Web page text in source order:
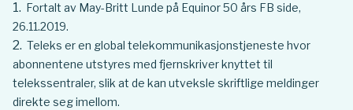
Fortalt av May-Britt Lunde på Equinor 50 års FB side,
26.11.2019.
Teleks er en global telekommunikasjonstjeneste hvor
abonnentene utstyres med fjernskriver knyttet til
telekssentraler, slik at de kan utveksle skriftlige meldinger
direkte seg imellom.